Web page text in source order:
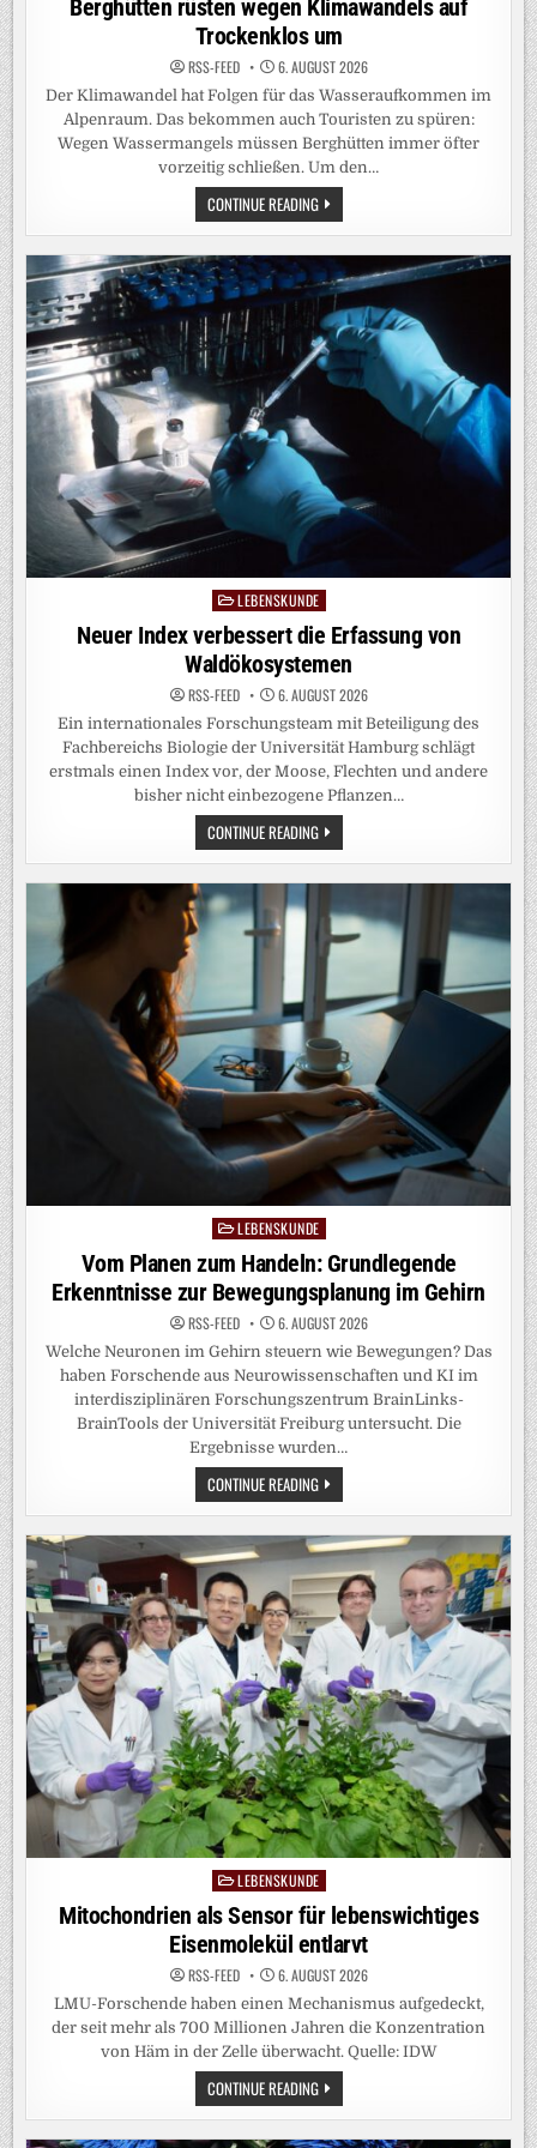
Berghütten rüsten wegen Klimawandels auf
Trockenklos um
RSS-FEED 6. AUGUST 2026
Der Klimawandel hat Folgen für das Wasseraufkommen im
Alpenraum. Das bekommen auch Touristen zu spüren:
Wegen Wassermangels müssen Berghütten immer öfter
vorzeitig schließen. Um den…
CONTINUE READINGBERGHÜTTEN
RÜSTEN
WEGEN
AUF
TROCKENKLOS
UM
Posted
in
LEBENSKUNDE
Neuer Index verbessert die Erfassung von
Waldökosystemen
RSS-FEED 6. AUGUST 2026
Ein internationales Forschungsteam mit Beteiligung des
Fachbereichs Biologie der Universität Hamburg schlägt
erstmals einen Index vor, der Moose, Flechten und andere
bisher nicht einbezogene Pflanzen…
CONTINUE READINGNEUER
INDEX
VERBESSERT
VON
WALDÖKOSYSTEMEN
PostedLEBENSKUNDE
Vom Planen zum Handeln: Grundlegende
Erkenntnisse zur Bewegungsplanung im Gehirn
RSS-FEED 6. AUGUST 2026
Welche Neuronen im Gehirn steuern wie Bewegungen? Das
haben Forschende aus Neurowissenschaften und KI im
interdisziplinären Forschungszentrum BrainLinks-
BrainTools der Universität Freiburg untersucht. Die
Ergebnisse wurden…
CONTINUE READINGVOM
PLANEN
ZUM
GRUNDLEGENDE
ERKENNTNISSE
ZUR
BEWEGUNGSPLANUNG
IM
GEHIRN
Posted
in
LEBENSKUNDE
Mitochondrien als Sensor für lebenswichtiges
Eisenmolekül entlarvt
RSS-FEED 6. AUGUST 2026
LMU-Forschende haben einen Mechanismus aufgedeckt,
der seit mehr als 700 Millionen Jahren die Konzentration
von Häm in der Zelle überwacht. Quelle: IDW
CONTINUE READINGMITOCHONDRIEN
ALS
SENSOR